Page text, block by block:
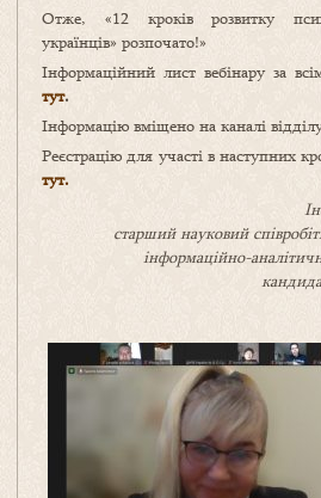
Отже, «12 кроків розвитку
українців» розпочато!»
Інформаційний лист вебінару за
тут.
Інформацію вміщено на каналі
Реєстрацію для участі в наступних
тут.
старший науковий
інформаційно-